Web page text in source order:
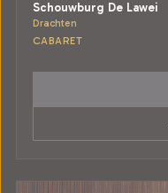
Schouwburg De Lawei
Drachten
CABARET